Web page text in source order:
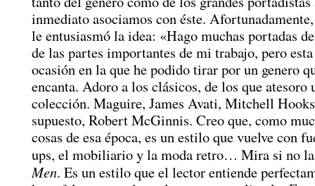
inmediato asociamos con éste.
le entusiasmó la idea: «Hago muchas portadas
de las partes importantes de mi trabajo, pero
ocasión en la que he podido tirar por un genero
encanta. Adoro a los clásicos, de los que atesoro
colección. Maguire, James Avati, Mitchell
supuesto, Robert McGinnis. Creo que, como
cosas de esa época, es un estilo que vuelve con
ups, el mobiliario y la moda retro… Mira si no
Men. Es un estilo que el lector entiende